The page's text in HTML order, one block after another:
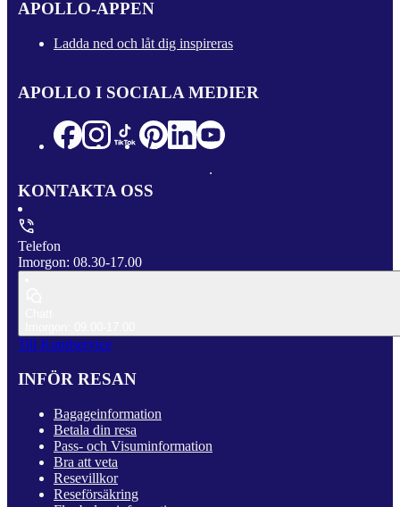
APOLLO-APPEN
Ladda ned och låt dig inspireras
APOLLO I SOCIALA MEDIER
KONTAKTA OSS
Telefon
Imorgon: 08.30-17.00
Till Kundservice
INFÖR RESAN
Bagageinformation
Betala din resa
Pass- och Visuminformation
Bra att veta
Resevillkor
Reseförsäkring